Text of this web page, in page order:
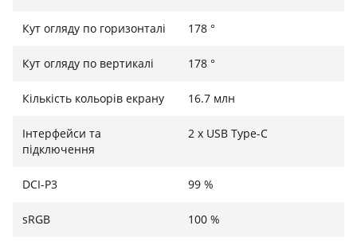
Співвідношення сторін екрана 16:10 дає більше
програмістів, дизайнерів та тих, хто працює з
Ідеальний супутник для багатозадачності
Портативний монітор LG 16MR70 значно підвищує
два екрани одночасно. Це дозволяє працювати з
Кут огляду по горизонталі 178 °
Кут огляду по вертикалі 178 °
Кількість кольорів екрану 16.7 млн
Інтерфейси та
підключення
2 x USB Type-C
DCI-P3 99 %
sRGB 100 %